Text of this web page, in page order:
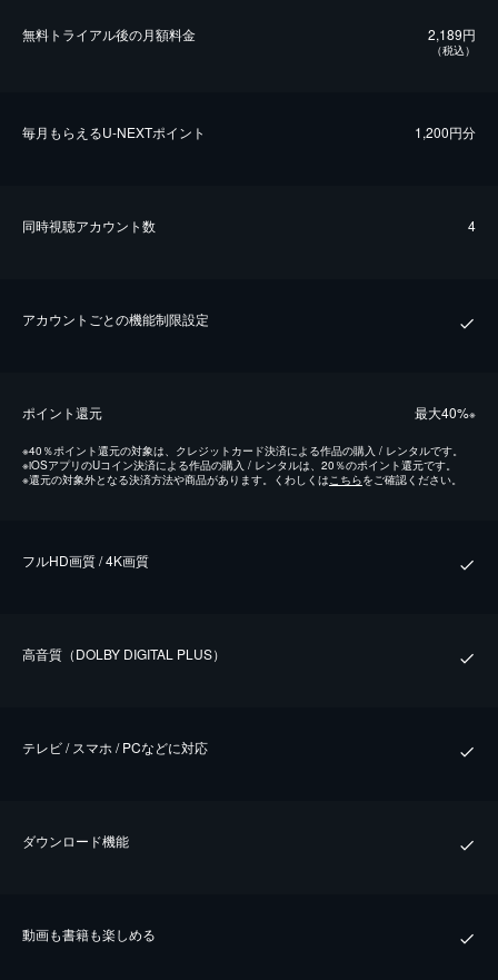
無料トライアル後の⽉額料金 2,189円
（税込）
毎⽉もらえるU-NEXTポイント 1,200円分
同時視聴アカウント数 4
アカウントごとの機能制限設定
ポイント還元 最⼤40%※
※40％ポイント還元の対象は、クレジットカード決済による作品の購入 / レンタルです。
※iOSアプリのUコイン決済による作品の購入 / レンタルは、20％のポイント還元です。
※還元の対象外となる決済方法や商品があります。くわしくはこちらをご確認ください。
フルHD画質 / 4K画質
⾼⾳質（DOLBY DIGITAL PLUS）
テレビ / スマホ / PCなどに対応
ダウンロード機能
動画も書籍も楽しめる